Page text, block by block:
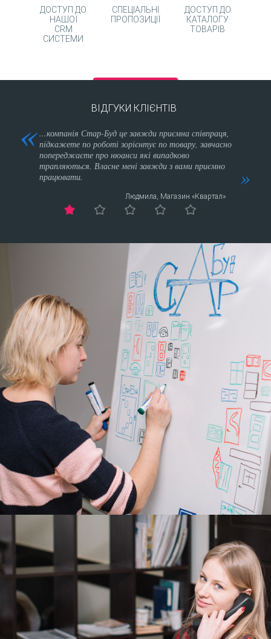
ДОСТУП ДО
НАШОЇ
CRM
СИСТЕМИ
СПЕЦІАЛЬНІ
ПРОПОЗИЦІЇ
ДОСТУП ДО
КАТАЛОГУ
ТОВАРІВ
ВІДГУКИ КЛІЄНТІВ
...компанія Стар-Буд це завжди приємна співпраця,
підкажете по роботі зорієнтує по товару, завчасно
попереджаєте про нюанси які випадково
трапляються. Власне мені завжди з вами приємно
працювати.
Людмила, Магазин «Квартал»